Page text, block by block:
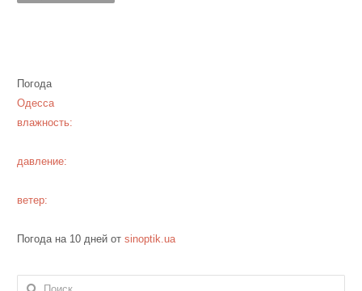
Погода
Одесса
влажность:
давление:
ветер:
Погода на 10 дней от sinoptik.ua
Найти: